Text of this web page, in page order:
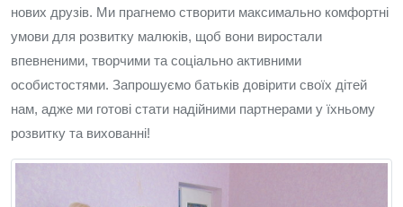
нових друзів. Ми прагнемо створити максимально комфортні
умови для розвитку малюків, щоб вони виростали
впевненими, творчими та соціально активними
особистостями. Запрошуємо батьків довірити своїх дітей
нам, адже ми готові стати надійними партнерами у їхньому
розвитку та вихованні!